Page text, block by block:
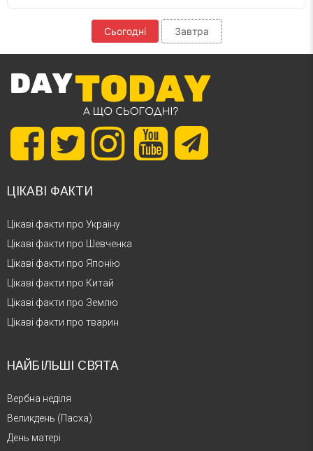
Сьогодні Завтра
ЦІКАВІ ФАКТИ
Цікаві факти про Україну
Цікаві факти про Шевченка
Цікаві факти про Японію
Цікаві факти про Китай
Цікаві факти про Землю
Цікаві факти про тварин
НАЙБІЛЬШІ СВЯТА
Вербна неділя
Великдень (Пасха)
День матері